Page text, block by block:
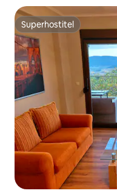
Superhostitel
Superhostitel